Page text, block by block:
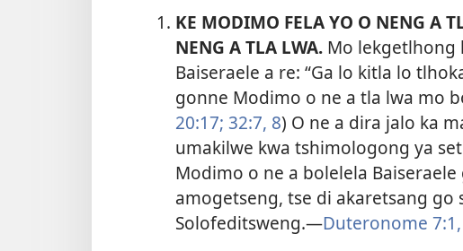
KE MODIMO FELA YO O NENG A
NENG A TLA LWA. Mo lekgetlhong
Baiseraele a re: “Ga lo kitla lo
gonne Modimo o ne a tla lwa mo
20:17; 32:7, 8) O ne a dira jalo ka
umakilwe kwa tshimologong ya
Modimo o ne a bolelela
amogetseng, tse di akaretsang go
Solofeditsweng.—Duteronome